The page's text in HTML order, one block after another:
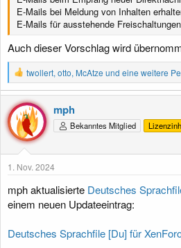
E-Mails bei Meldung von Inhalten
E-Mails für ausstehende
Auch dieser Vorschlag wird
R
e
a
k
t
o
n
n
twollert, otto, McAtze und eine weitere
mph
Bekanntes Mitglied
1. Nov. 2024
mph aktualisierte Deutsches
einem neuen Updateeintrag:
Deutsches Sprachfile [Du] für